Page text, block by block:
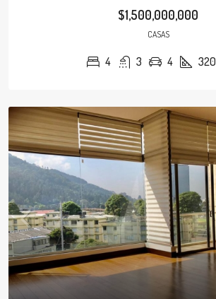
$1,500,000,000
CASAS
4 3 4 320